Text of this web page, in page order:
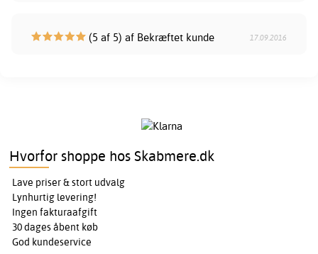
(5 af 5) af Bekræftet kunde 17.09.2016
Hvorfor shoppe hos Skabmere.dk
Lave priser & stort udvalg
Lynhurtig levering!
Ingen fakturaafgift
30 dages åbent køb
God kundeservice